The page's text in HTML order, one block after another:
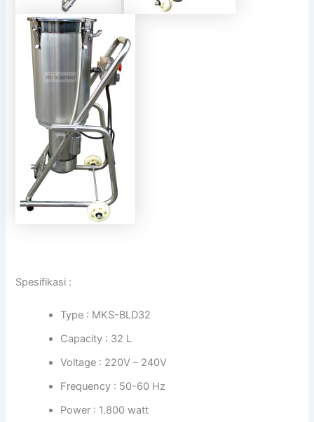
Spesifikasi :
Type : MKS-BLD32
Capacity : 32 L
Voltage : 220V – 240V
Frequency : 50-60 Hz
Power : 1.800 watt